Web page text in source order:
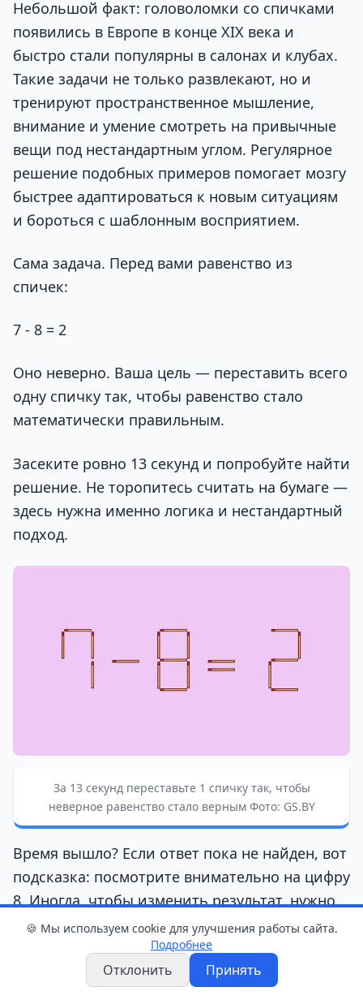
Небольшой факт: головоломки со спичками
появились в Европе в конце XIX века и
быстро стали популярны в салонах и клубах.
Такие задачи не только развлекают, но и
тренируют пространственное мышление,
внимание и умение смотреть на привычные
вещи под нестандартным углом. Регулярное
решение подобных примеров помогает мозгу
быстрее адаптироваться к новым ситуациям
и бороться с шаблонным восприятием.
Сама задача. Перед вами равенство из
спичек:
7 - 8 = 2
Оно неверно. Ваша цель — переставить всего
одну спичку так, чтобы равенство стало
математически правильным.
Засеките ровно 13 секунд и попробуйте найти
решение. Не торопитесь считать на бумаге —
здесь нужна именно логика и нестандартный
подход.
За 13 секунд переставьте 1 спичку так, чтобы
неверное равенство стало верным Фото: GS.BY
Время вышло? Если ответ пока не найден, вот
подсказка: посмотрите внимательно на цифру
8. Иногда, чтобы изменить результат, нужно
изменить само число.
🍪 Мы используем cookie для улучшения работы сайта.
Подробнее
Отклонить Принять